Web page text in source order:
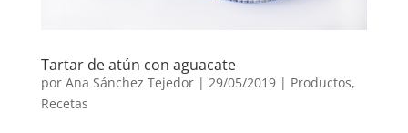
Tartar de atún con aguacate
por Ana Sánchez Tejedor| 29/05/2019 | Productos,
Recetas